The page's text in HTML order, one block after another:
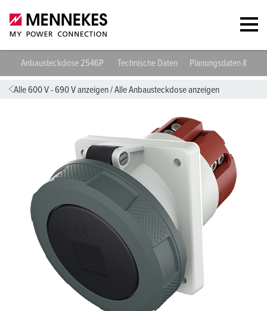
Anbausteckdose 2546P Technische Daten Planungsdaten &
Alle 600 V - 690 V anzeigen/Alle Anbausteckdose anzeigen